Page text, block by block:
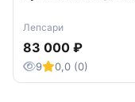
Лепсари
83 000 ₽
9 0,0 (0)